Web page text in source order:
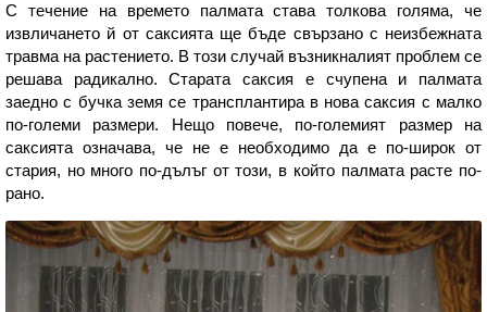
С течение на времето палмата става толкова голяма, че
извличането й от саксията ще бъде свързано с неизбежната
травма на растението. В този случай възникналият проблем се
решава радикално. Старата саксия е счупена и палмата
заедно с бучка земя се трансплантира в нова саксия с малко
по-големи размери. Нещо повече, по-големият размер на
саксията означава, че не е необходимо да е по-широк от
стария, но много по-дълъг от този, в който палмата расте по-
рано.